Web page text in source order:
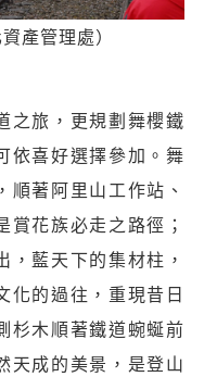
產管理處）
之旅，更規劃舞櫻鐵
依喜好選擇參加。舞
著阿里山工作站、
賞花族必走之路徑；
藍天下的集材柱，
化的過往，重現昔日
杉木順著鐵道蜿蜒前
天成的美景，是登山